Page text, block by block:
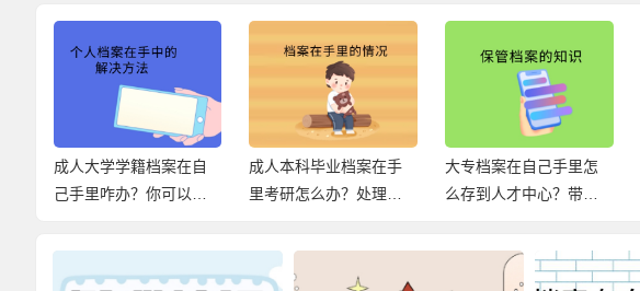
成人大学学籍档案在自
己手里咋办？你可以这
成人本科毕业档案在手
里考研怎么办？处理方
大专档案在自己手里怎
么存到人才中心？带你